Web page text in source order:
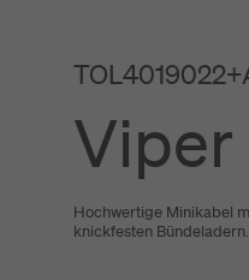
Viper
Hochwertige Minikabel
knickfesten